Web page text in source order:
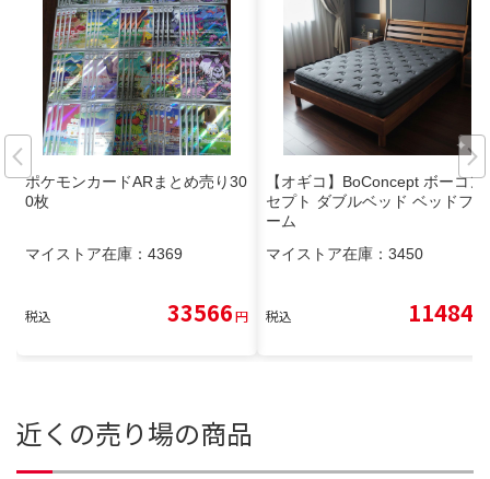
ポケモンカードARまとめ売り30
0枚
マイストア在庫： 4369
税込 33566円
【オギコ】BoConcept ボーコン
セプト ダブルベッド ベッドフレ
ーム
マイストア在庫： 3450
税込 11484
近くの売り場の商品